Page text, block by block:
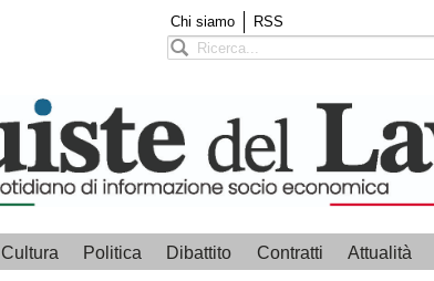
Chi siamo RSS
Cultura Politica Dibattito Contratti Attualità